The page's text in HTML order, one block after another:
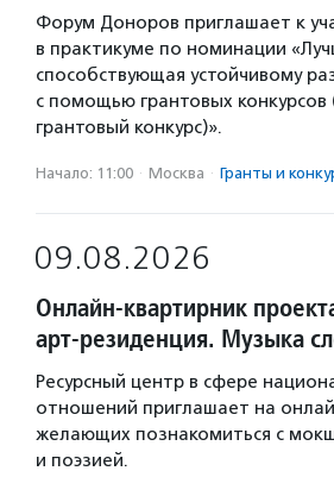
Форум Доноров приглашает к
в практикуме по номинации
способствующая устойчивому
с помощью грантовых конкурсов
грантовый конкурс)».
Начало: 11:00 · Москва · Гранты и
09.08.2026
Онлайн-квартирник
арт-резиденция. Музыка
Ресурсный центр в сфере
отношений приглашает на
желающих познакомиться с
и поэзией.